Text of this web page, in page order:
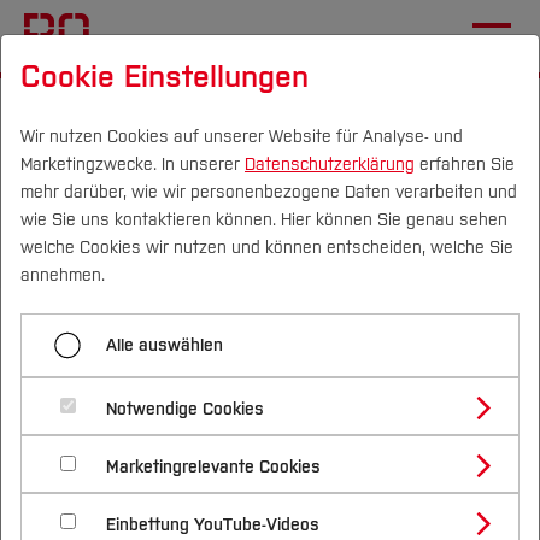
Campus Personen DE|EN Quicklinks
Studium
Studienangebote
Bachelorstudiengänge
Masterstudiengänge
Vor dem Studium
Bewerben & Einschreiben
Bewerbungsportal
Im Studium
Studienbüros und Prüfungen
Nach dem Studium
Forschung & Transfer
Profil
Forschungs- und Transferprofil
Schwerpunkte (FuT)
Beratung & Förderung
Nachhaltigkeit
Nachhaltigkeit studieren
International
Einrichtungen (FuT)
BIM Institut
Menü aufklappen
184. DVW-Seminar
„Terrestrisches
Laserscanning“
Cookie Einstellungen
Wir nutzen Cookies auf unserer Website für Analyse- und
Marketingzwecke. In unserer Datenschutzerklärung erfahren Sie
mehr darüber, wie wir personenbezogene Daten verarbeiten und
wie Sie uns kontaktieren können. Hier können Sie genau sehen
welche Cookies wir nutzen und können entscheiden, welche Sie
annehmen.
Alle auswählen
Notwendige Cookies
Marketingrelevante Cookies
Einbettung YouTube-Videos